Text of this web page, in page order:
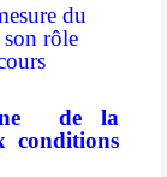
du
rôle
de la
conditions